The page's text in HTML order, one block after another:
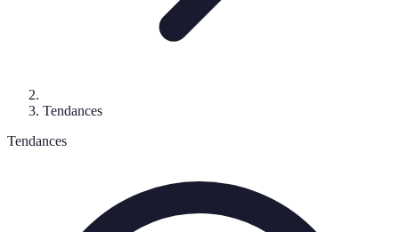
Tendances
Tendances